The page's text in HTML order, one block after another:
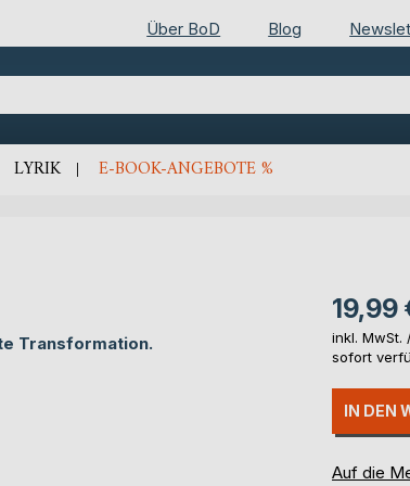
Über BoD Blog
LYRIK E-BOOK-ANGEBOTE %
Transformation.
19,99
inkl. MwSt.
sofort
IN DEN
Auf die